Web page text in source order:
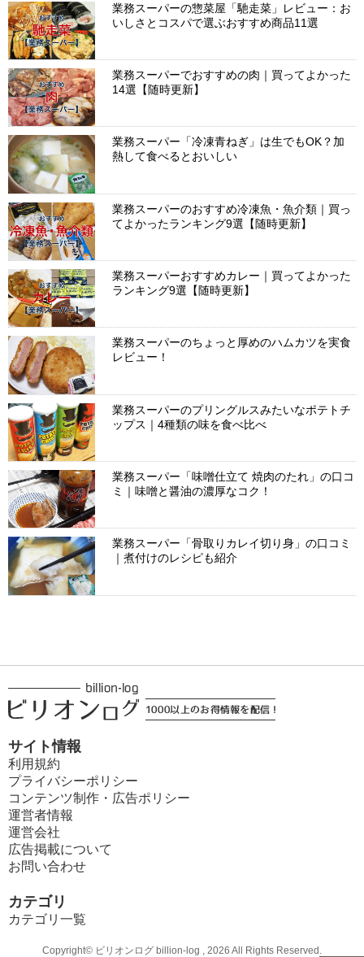
業務スーパーの惣菜屋「馳走菜」レビュー：お
いしさとコスパで選ぶおすすめ商品11選
業務スーパーでおすすめの肉｜買ってよかった
14選【随時更新】
業務スーパー「冷凍青ねぎ」は生でもOK？加
熱して食べるとおいしい
業務スーパーのおすすめ冷凍魚・魚介類｜買っ
てよかったランキング9選【随時更新】
業務スーパーおすすめカレー｜買ってよかった
ランキング9選【随時更新】
業務スーパーのちょっと厚めのハムカツを実食
レビュー！
業務スーパーのプリングルスみたいなポテトチ
ップス｜4種類の味を食べ比べ
業務スーパー「味噌仕立て 焼肉のたれ」の口コ
ミ｜味噌と醤油の濃厚なコク！
業務スーパー「骨取りカレイ切り身」の口コミ
｜煮付けのレシピも紹介
サイト情報
利用規約
プライバシーポリシー
コンテンツ制作・広告ポリシー
運営者情報
運営会社
広告掲載について
お問い合わせ
カテゴリ
カテゴリ一覧
Copyright© ビリオンログ billion-log , 2026 All Rights Reserved.